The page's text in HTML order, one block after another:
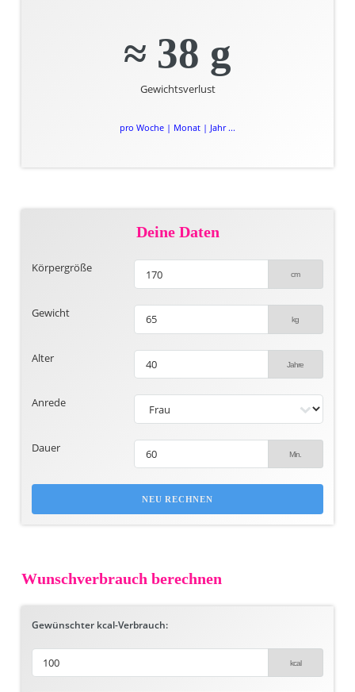
≈ 38 g
Gewichtsverlust
pro Woche | Monat | Jahr ...
Deine Daten
Körpergröße
Gewicht
Alter
Anrede
Dauer
NEU RECHNEN
Wunschverbrauch berechnen
Gewünschter kcal-Verbrauch: